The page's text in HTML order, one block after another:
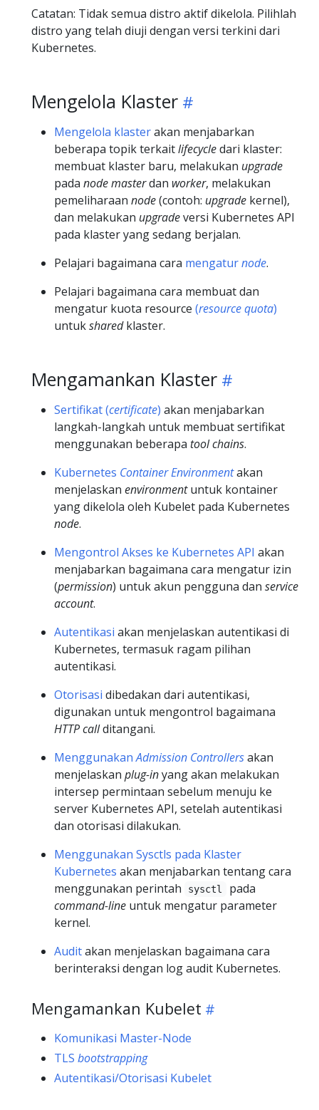
Catatan: Tidak semua distro aktif dikelola. Pilihlah
distro yang telah diuji dengan versi terkini dari
Kubernetes.
Mengelola Klaster
Mengelola klasterakan menjabarkan
beberapa topik terkaitlifecycledari klaster:
membuat klaster baru, melakukan upgrade
pada node masterdan worker, melakukan
pemeliharaan node(contoh: upgrade kernel),
dan melakukan upgradeversi Kubernetes API
pada klaster yang sedang berjalan.
Pelajari bagaimana cara mengaturnode.
Pelajari bagaimana cara membuat dan
mengatur kuota resource (resource quota)
untuksharedklaster.
Mengamankan Klaster
Sertifikat (certificate) akan menjabarkan
langkah-langkah untuk membuat sertifikat
menggunakan beberapa tool chains.
Kubernetes Container Environmentakan
menjelaskan environmentuntuk kontainer
yang dikelola oleh Kubelet pada Kubernetes
node.
Mengontrol Akses ke Kubernetes API akan
menjabarkan bagaimana cara mengatur izin
(permission) untuk akun pengguna dan service
account.
Autentikasi akan menjelaskan autentikasi di
Kubernetes, termasuk ragam pilihan
autentikasi.
Otorisasi dibedakan dari autentikasi,
digunakan untuk mengontrol bagaimana
HTTP callditangani.
MenggunakanAdmission Controllersakan
menjelaskan plug-inyang akan melakukan
intersep permintaan sebelum menuju ke
server Kubernetes API, setelah autentikasi
dan otorisasi dilakukan.
Menggunakan Sysctls pada Klaster
Kubernetes akan menjabarkan tentang cara
menggunakan perintah
sysctl
pada
command-line untuk mengatur parameter
kernel.
Auditakan menjelaskan bagaimana cara
berinteraksi dengan log audit Kubernetes.
Mengamankan Kubelet
Komunikasi Master-Node
TLS bootstrapping
Autentikasi/Otorisasi Kubelet